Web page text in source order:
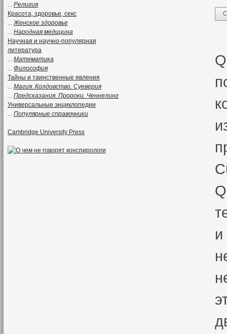
... Религия
Красота, здоровье, секс
...Женское здоровье
... Народная медицина
Научная и научно-популярная
литература
... Математика
... Философия
Тайны и таинственные явления
... Магия. Колдовство. Суеверия
... Предсказания. Пророки. Ченнелинг
Универсальные энциклопедии
... Популярные справочники
Cambridge University Press
и